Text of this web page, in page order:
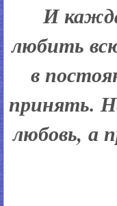
И
любить
в
принять.
любовь, а